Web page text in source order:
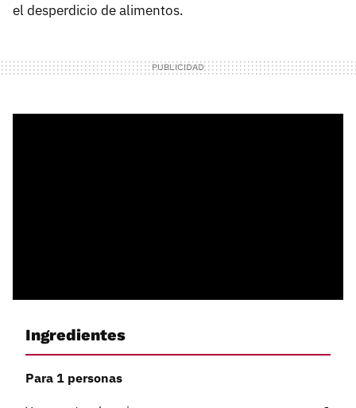
el desperdicio de alimentos.
Ingredientes
Para 1 personas